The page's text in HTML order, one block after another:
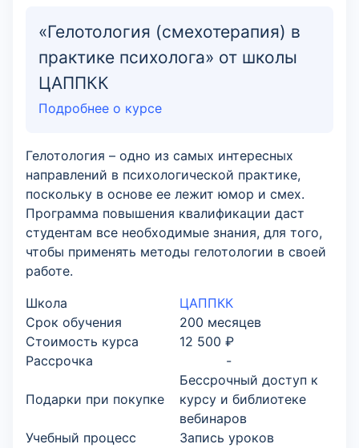
«Гелотология (смехотерапия) в
практике психолога» от школы
ЦАППКК
Подробнее о курсе
Гелотология – одно из самых интересных
направлений в психологической практике,
поскольку в основе ее лежит юмор и смех.
Программа повышения квалификации даст
студентам все необходимые знания, для того,
чтобы применять методы гелотологии в своей
работе.
Школа
ЦАППКК
Срок обучения
200 месяцев
Стоимость курса
12 500 ₽
Рассрочка
-
Подарки при покупке
Бессрочный доступ к
курсу и библиотеке
вебинаров
Учебный процесс
Запись уроков